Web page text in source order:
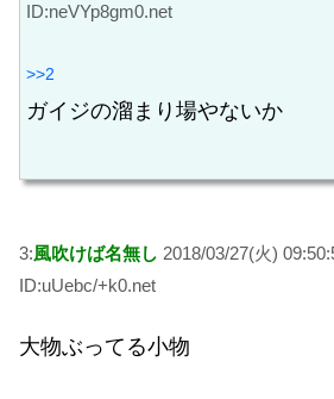
ID:neVYp8gm0.net
>>2
ガイジの溜まり場やないか
3:風吹けば名無し 2018/03/27(火)
ID:uUebc/+k0.net
大物ぶってる小物